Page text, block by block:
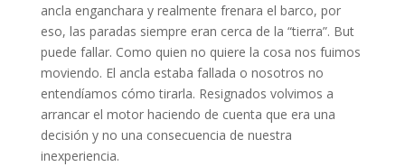
ancla enganchara y realmente frenara el barco, por
eso, las paradas siempre eran cerca de la “tierra”. But
puede fallar. Como quien no quiere la cosa nos fuimos
moviendo. El ancla estaba fallada o nosotros no
entendíamos cómo tirarla. Resignados volvimos a
arrancar el motor haciendo de cuenta que era una
decisión y no una consecuencia de nuestra
inexperiencia.